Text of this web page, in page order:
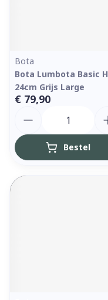
Bota
Bota Lumbota Basic H
24cm Grijs Large
€ 79,90
Bestel